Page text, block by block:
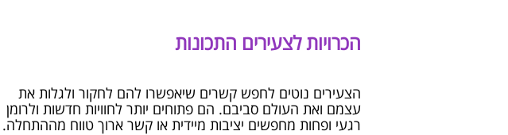
הכרויות לצעירים התכונות
הצעירים נוטים לחפש קשרים שיאפשרו להם לחקור ולגלות את
עצמם ואת העולם סביבם. הם פתוחים יותר לחוויות חדשות ולרומן
רגעי ופחות מחפשים יציבות מיידית או קשר ארוך טווח מההתחלה.